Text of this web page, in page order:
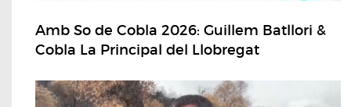
Amb So de Cobla 2026: Guillem Batllori &
Cobla La Principal del Llobregat